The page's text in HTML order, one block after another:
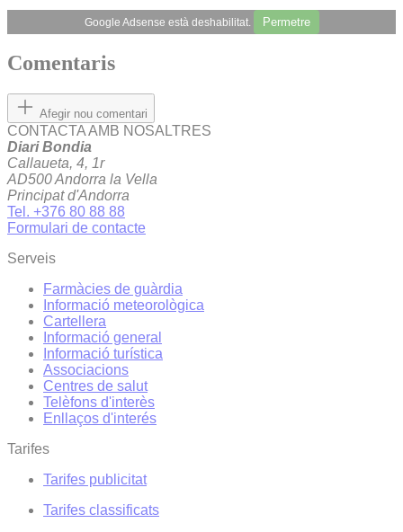
Google Adsense està deshabilitat. Permetre
Comentaris
Afegir nou comentari
CONTACTA AMB NOSALTRES
Diari Bondia
Callaueta, 4, 1r
AD500 Andorra la Vella
Principat d'Andorra
Tel. +376 80 88 88
Formulari de contacte
Serveis
Farmàcies de guàrdia
Informació meteorològica
Cartellera
Informació general
Informació turística
Associacions
Centres de salut
Telèfons d'interès
Enllaços d'interés
Tarifes
Tarifes publicitat
Tarifes classificats